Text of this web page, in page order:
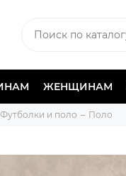
ЖЕНЩИНАМ
Футболки и поло Поло